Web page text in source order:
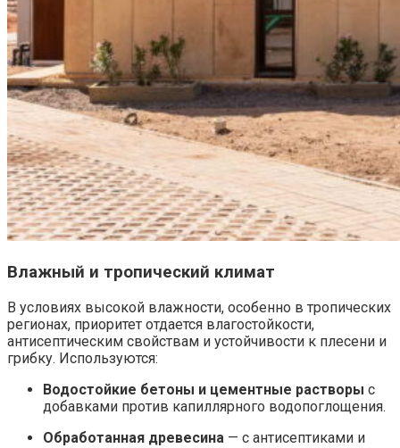
Влажный и тропический климат
В условиях высокой влажности, особенно в тропических
регионах, приоритет отдается влагостойкости,
антисептическим свойствам и устойчивости к плесени и
грибку. Используются:
Водостойкие бетоны и цементные растворы с
добавками против капиллярного водопоглощения.
Обработанная древесина — с антисептиками и